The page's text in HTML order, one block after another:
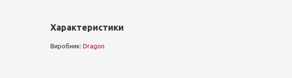
Характеристики
Виробник: Dragon